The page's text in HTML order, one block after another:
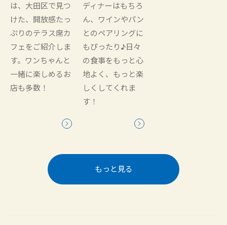
は、大田区で見つ
けた、開放感たっ
ぷりのテラス席カ
フェをご紹介しま
す。ワンちゃんと
一緒に楽しめるお
店も多数！
ディナーはもちろ
ん、ワインやパン
とのペアリングに
もぴったり♪日々
の食事をもっと心
地よく、もっと楽
しくしてくれま
す！
もっと見る